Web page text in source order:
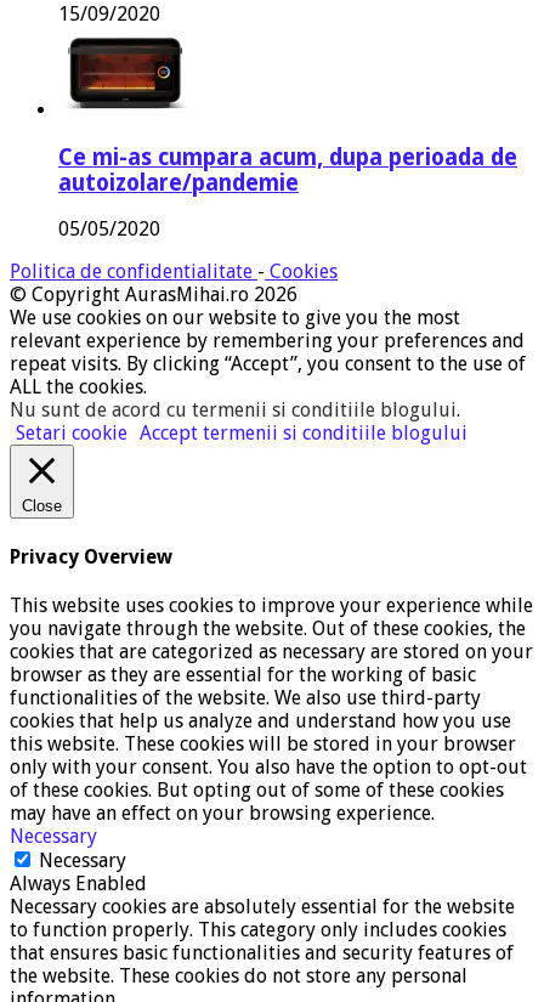
15/09/2020
Ce mi-as cumpara acum, dupa perioada de
autoizolare/pandemie
05/05/2020
Politica de confidentialitate - Cookies
© Copyright AurasMihai.ro 2026
We use cookies on our website to give you the most
relevant experience by remembering your preferences and
repeat visits. By clicking “Accept”, you consent to the use of
ALL the cookies.
Nu sunt de acord cu termenii si conditiile blogului.
Setari cookie Accept termenii si conditiile blogului
Close
Privacy Overview
This website uses cookies to improve your experience while
you navigate through the website. Out of these cookies, the
cookies that are categorized as necessary are stored on your
browser as they are essential for the working of basic
functionalities of the website. We also use third-party
cookies that help us analyze and understand how you use
this website. These cookies will be stored in your browser
only with your consent. You also have the option to opt-out
of these cookies. But opting out of some of these cookies
may have an effect on your browsing experience.
Necessary
Necessary
Always Enabled
Necessary cookies are absolutely essential for the website
to function properly. This category only includes cookies
that ensures basic functionalities and security features of
the website. These cookies do not store any personal